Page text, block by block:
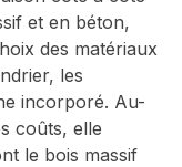
et en béton,
des matériaux
les
incorporé. Au-
coûts, elle
le bois massif